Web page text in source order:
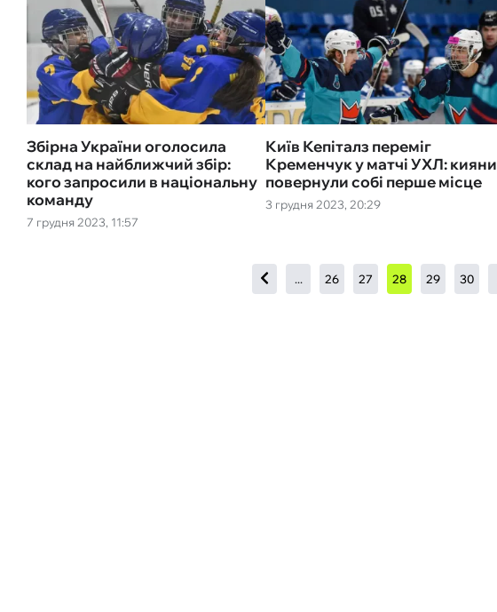
7 грудня 2023, 11:57
Збірна України оголосила
склад на найближчий збір:
кого запросили в національну
команду
3 грудня 2023, 20:29
Київ Кепіталз переміг
Кременчук у матчі УХЛ: кияни
повернули собі перше місце
... 26 27 28 29 30